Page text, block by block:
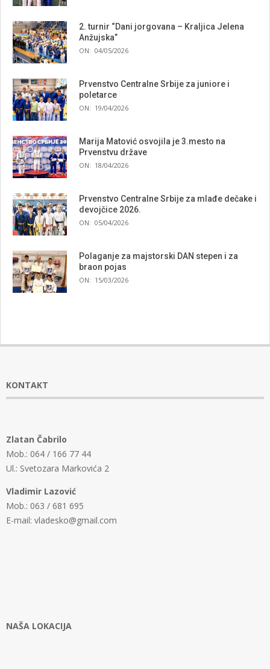
2. turnir “Dani jorgovana – Kraljica Jelena
Anžujska”
ON: 04/05/2026
Prvenstvo Centralne Srbije za juniore i
poletarce
ON: 19/04/2026
Marija Matović osvojila je 3.mesto na
Prvenstvu države
ON: 18/04/2026
Prvenstvo Centralne Srbije za mlađe dečake i
devojčice 2026.
ON: 05/04/2026
Polaganje za majstorski DAN stepen i za
braon pojas
ON: 15/03/2026
KONTAKT
Zlatan Čabrilo
Mob.: 064 / 166 77 44
Ul.: Svetozara Markovića 2
Vladimir Lazović
Mob.: 063 / 681 695
E-mail: vladesko@gmail.com
NAŠA LOKACIJA